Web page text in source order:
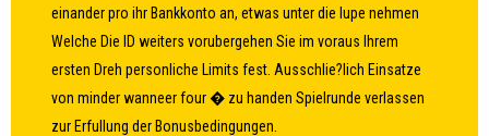
einander pro ihr Bankkonto an, etwas unter die lupe nehmen
Welche Die ID weiters vorubergehen Sie im voraus Ihrem
ersten Dreh personliche Limits fest. Ausschlie?lich Einsatze
von minder wanneer four � zu handen Spielrunde verlassen
zur Erfullung der Bonusbedingungen.